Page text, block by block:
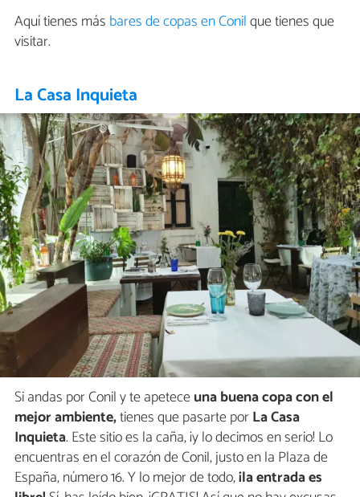
Aquí tienes más bares de copas en Conilque tienes que
visitar.
La Casa Inquieta
Si andas por Conil y te apeteceuna buena copa con el
mejor ambiente,tienes que pasarte porLa Casa
Inquieta. Este sitio es la caña, ¡y lo decimos en serio! Lo
encuentras en el corazón de Conil, justo en la Plaza de
España, número 16. Y lo mejor de todo,¡la entrada es